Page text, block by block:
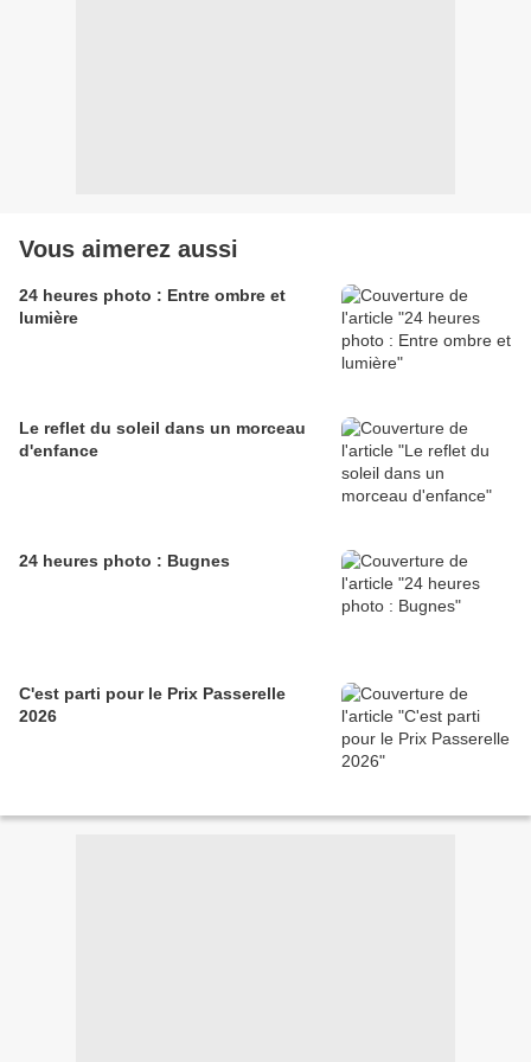
Vous aimerez aussi
24 heures photo : Entre ombre et
lumière
Le reflet du soleil dans un morceau
d'enfance
24 heures photo : Bugnes
C'est parti pour le Prix Passerelle
2026